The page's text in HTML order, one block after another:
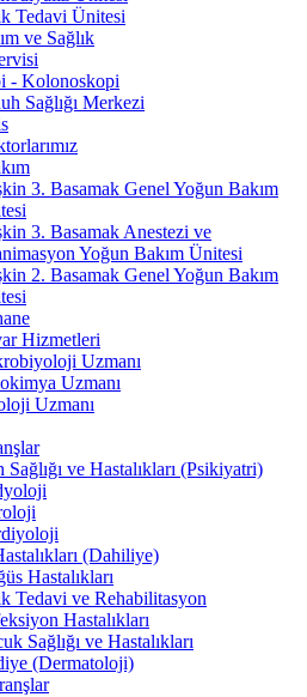
Tedavi Ünitesi
ve Sağlık
- Kolonoskopi
Sağlığı Merkezi
3. Basamak Genel Yoğun Bakım
3. Basamak Anestezi ve
Yoğun Bakım Ünitesi
2. Basamak Genel Yoğun Bakım
Hizmetleri
Uzmanı
Uzmanı
Uzmanı
Sağlığı ve Hastalıkları (Psikiyatri)
(Dahiliye)
Hastalıkları
Tedavi ve Rehabilitasyon
Hastalıkları
Sağlığı ve Hastalıkları
(Dermatoloji)